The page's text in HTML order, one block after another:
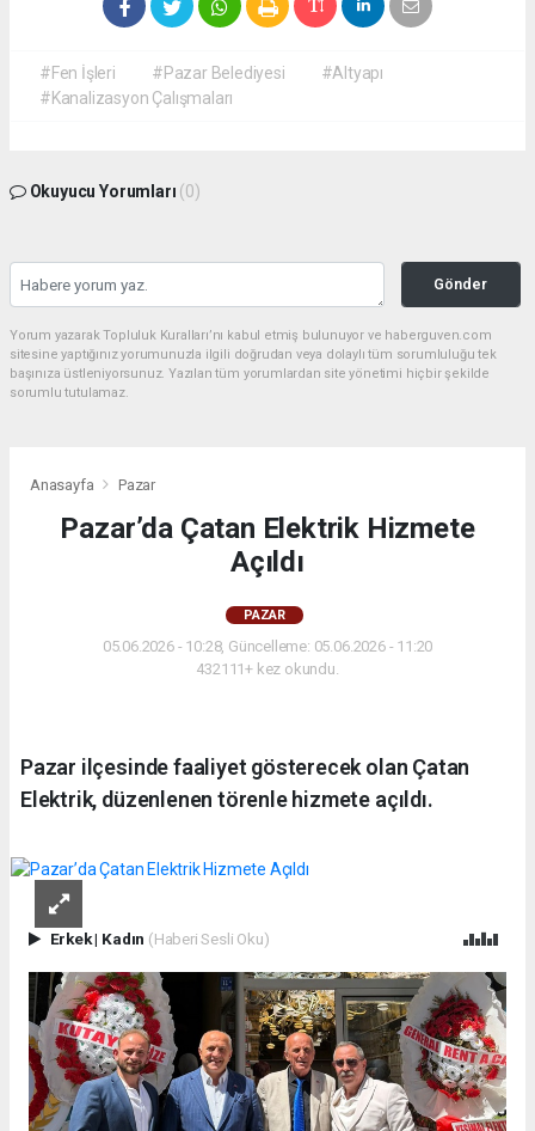
#Fen İşleri #Pazar Belediyesi
#Altyapı
#Kanalizasyon Çalışmaları
Okuyucu Yorumları (0)
Gönder
Yorum yazarak Topluluk Kuralları’nı kabul etmiş bulunuyor ve haberguven.com
sitesine yaptığınız yorumunuzla ilgili doğrudan veya dolaylı tüm sorumluluğu tek
başınıza üstleniyorsunuz. Yazılan tüm yorumlardan site yönetimi hiçbir şekilde
sorumlu tutulamaz.
Anasayfa Pazar
Pazar’da Çatan Elektrik Hizmete
Açıldı
PAZAR
05.06.2026 - 10:28, Güncelleme: 05.06.2026 - 11:20
432111+ kez okundu.
Pazar ilçesinde faaliyet gösterecek olan Çatan
Elektrik, düzenlenen törenle hizmete açıldı.
Erkek| Kadın (Haberi Sesli Oku)